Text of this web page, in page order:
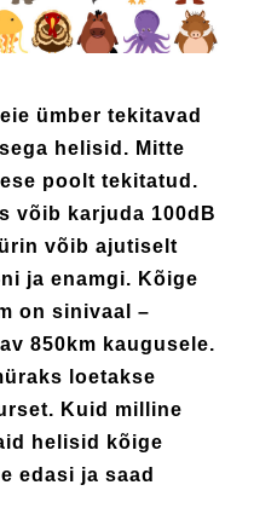
ümber tekitavad
helisid. Mitte
poolt tekitatud.
võib karjuda 100dB
võib ajutiselt
ja enamgi. Kõige
on sinivaal –
850km kaugusele.
loetakse
Kuid milline
helisid kõige
edasi ja saad